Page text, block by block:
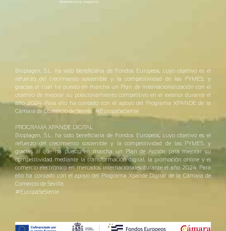
Bioplagen, S.L. ha sido beneficiaria de Fondos Europeos, cuyo objetivo es el
refuerzo del crecimiento sostenible y la competitividad de las PYMES, y
gracias al cual ha puesto en marcha un Plan de Internacionalización con el
objetivo de mejorar su posicionamiento competitivo en el exterior durante el
año 2024. Para ello ha contado con el apoyo del Programa XPANDE de la
Cámara de Comercio de Sevilla. #EuropaSeSiente
PROGRAMA XPANDE DIGITAL
Bioplagen, S.L. ha sido beneficiaria de Fondos Europeos, cuyo objetivo es el
refuerzo del crecimiento sostenible y la competitividad de las PYMES, y
gracias al que ha puesto en marcha un Plan de Acción para mejorar su
competitividad mediante la transformación digital, la promoción online y el
comercio electrónico en mercados internacionales durante el año 2024. Para
ello ha contado con el apoyo del Programa Xpande Digital de la Cámara de
Comercio de Sevilla.
#EuropaSeSiente